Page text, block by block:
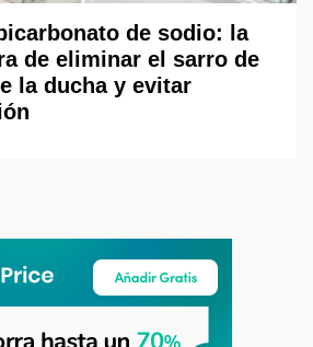
de sodio: la
de eliminar el sarro de
la ducha y evitar